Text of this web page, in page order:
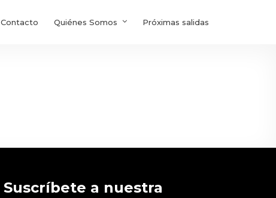
Contacto Quiénes Somos Próximas salidas
Suscríbete a nuestra